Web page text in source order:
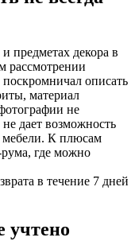
предметах декора в
рассмотрении
описать
материал
не
дает возможность
мебели. К плюсам
где можно
в течение 7 дней
учтено